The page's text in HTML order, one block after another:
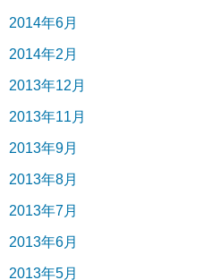
2014年6月
2014年2月
2013年12月
2013年11月
2013年9月
2013年8月
2013年7月
2013年6月
2013年5月